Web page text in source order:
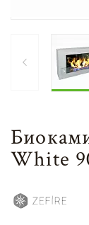
White